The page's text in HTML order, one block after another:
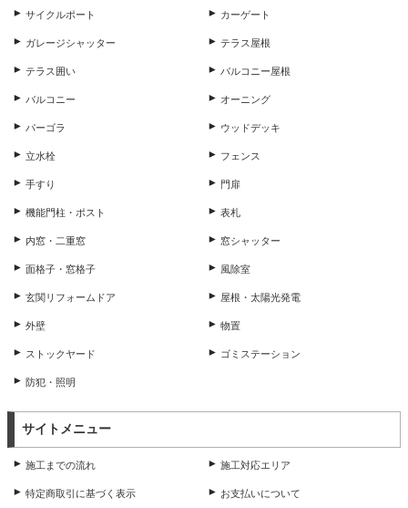
サイクルポート カーゲート
ガレージシャッター テラス屋根
テラス囲い バルコニー屋根
バルコニー オーニング
パーゴラ ウッドデッキ
立水栓 フェンス
手すり 門扉
機能門柱・ポスト 表札
内窓・二重窓 窓シャッター
面格子・窓格子 風除室
玄関リフォームドア 屋根・太陽光発電
外壁 物置
ストックヤード ゴミステーション
防犯・照明
サイトメニュー
施工までの流れ 施工対応エリア
特定商取引に基づく表示 お支払いについて